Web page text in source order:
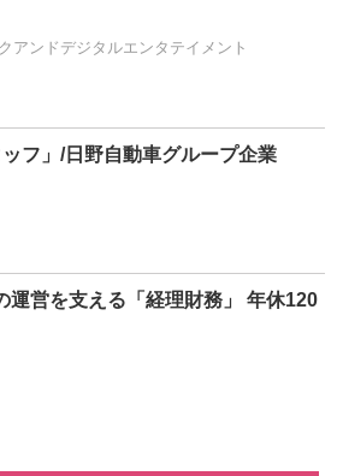
アンドデジタルエンタテイメント
フ」/日野自動車グループ企業
運営を支える「経理財務」 年休120